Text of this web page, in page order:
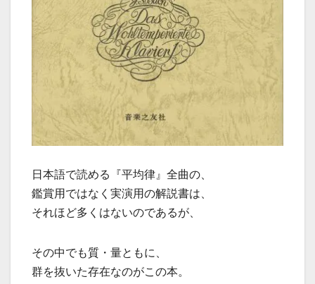
日本語で読める『平均律』全曲の、
鑑賞用ではなく実演用の解説書は、
それほど多くはないのであるが、
その中でも質・量ともに、
群を抜いた存在なのがこの本。